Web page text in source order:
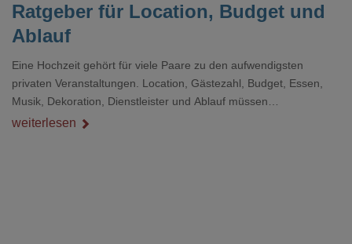
Ratgeber für Location, Budget und
Ablauf
Eine Hochzeit gehört für viele Paare zu den aufwendigsten
privaten Veranstaltungen. Location, Gästezahl, Budget, Essen,
Musik, Dekoration, Dienstleister und Ablauf müssen
zusammenpassen, damit der Tag gut organisiert ist und trotzdem
weiterlesen